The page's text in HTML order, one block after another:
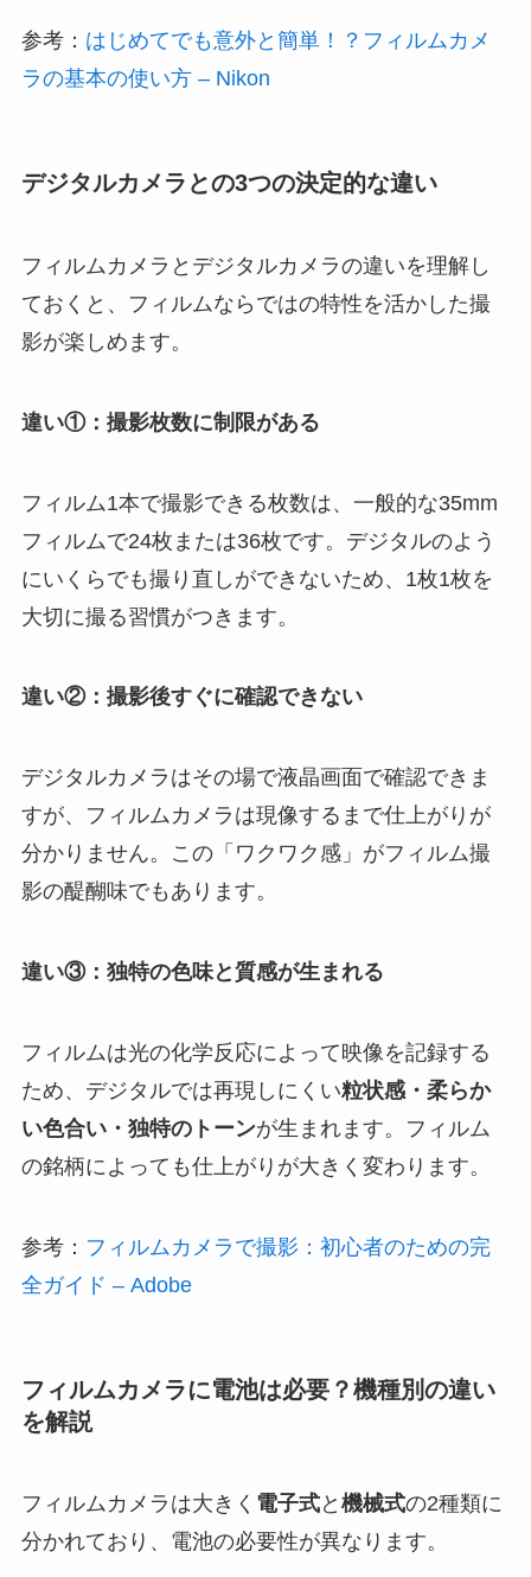
参考： はじめてでも意外と簡単！？フィルムカメ
ラの基本の使い方 – Nikon
デジタルカメラとの3つの決定的な違い
フィルムカメラとデジタルカメラの違いを理解し
ておくと、フィルムならではの特性を活かした撮
影が楽しめます。
違い①：撮影枚数に制限がある
フィルム1本で撮影できる枚数は、一般的な35mm
フィルムで24枚または36枚です。デジタルのよう
にいくらでも撮り直しができないため、1枚1枚を
大切に撮る習慣がつきます。
違い②：撮影後すぐに確認できない
デジタルカメラはその場で液晶画面で確認できま
すが、フィルムカメラは現像するまで仕上がりが
分かりません。この「ワクワク感」がフィルム撮
影の醍醐味でもあります。
違い③：独特の色味と質感が生まれる
フィルムは光の化学反応によって映像を記録する
ため、デジタルでは再現しにくい粒状感・柔らか
い色合い・独特のトーンが生まれます。フィルム
の銘柄によっても仕上がりが大きく変わります。
参考： フィルムカメラで撮影：初心者のための完
全ガイド – Adobe
フィルムカメラに電池は必要？機種別の違い
を解説
フィルムカメラは大きく 電子式と 機械式の2種類に
分かれており、電池の必要性が異なります。